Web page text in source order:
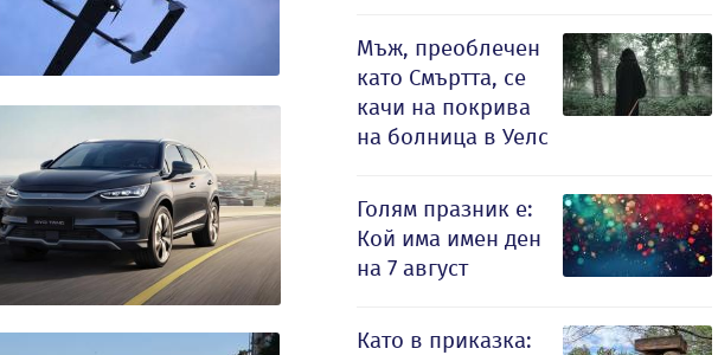
Мъж, преоблечен
като Смъртта, се
качи на покрива
на болница в Уелс
Голям празник е:
Кой има имен ден
на 7 август
Като в приказка: